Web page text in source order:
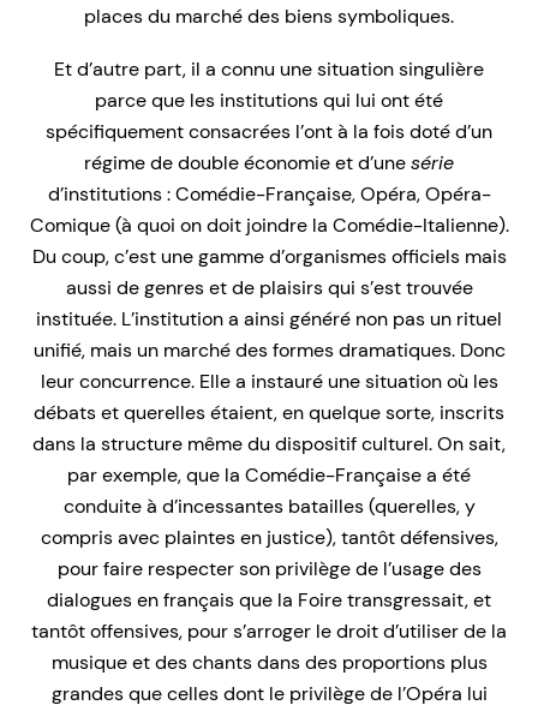
places du marché des biens symboliques.
Et d’autre part, il a connu une situation singulière
parce que les institutions qui lui ont été
spécifiquement consacrées l’ont à la fois doté d’un
régime de double économie et d’unesérie
d’institutions : Comédie-Française, Opéra, Opéra-
Comique (à quoi on doit joindre la Comédie-Italienne).
Du coup, c’est une gamme d’organismes officiels mais
aussi de genres et de plaisirs qui s’est trouvée
instituée. L’institution a ainsi généré non pas un rituel
unifié, mais un marché des formes dramatiques. Donc
leur concurrence. Elle a instauré une situation où les
débats et querelles étaient, en quelque sorte, inscrits
dans la structure même du dispositif culturel. On sait,
par exemple, que la Comédie-Française a été
conduite à d’incessantes batailles (querelles, y
compris avec plaintes en justice), tantôt défensives,
pour faire respecter son privilège de l’usage des
dialogues en français que la Foire transgressait, et
tantôt offensives, pour s’arroger le droit d’utiliser de la
musique et des chants dans des proportions plus
grandes que celles dont le privilège de l’Opéra lui